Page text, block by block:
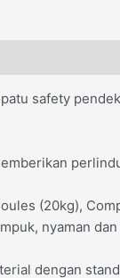
safety
(20kg),
nyaman
dengan